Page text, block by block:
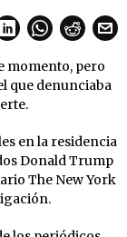
momento, pero
que denunciaba
en la residencia
Donald Trump
The New York